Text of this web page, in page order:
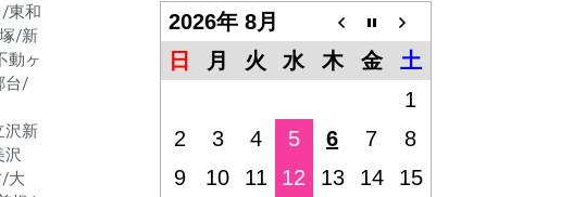
東和
/新
動ヶ
台/
新
大
2026年 8月
日
月 火 水 木 金
土
1
2
3 4 5 6 7
8
9
10 11 12 13 14 15